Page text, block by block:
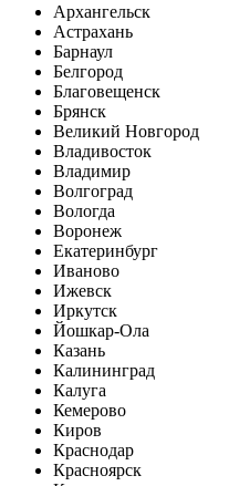
Архангельск
Астрахань
Барнаул
Белгород
Благовещенск
Брянск
Великий Новгород
Владивосток
Владимир
Волгоград
Вологда
Воронеж
Екатеринбург
Иваново
Ижевск
Иркутск
Йошкар-Ола
Казань
Калининград
Калуга
Кемерово
Киров
Краснодар
Красноярск